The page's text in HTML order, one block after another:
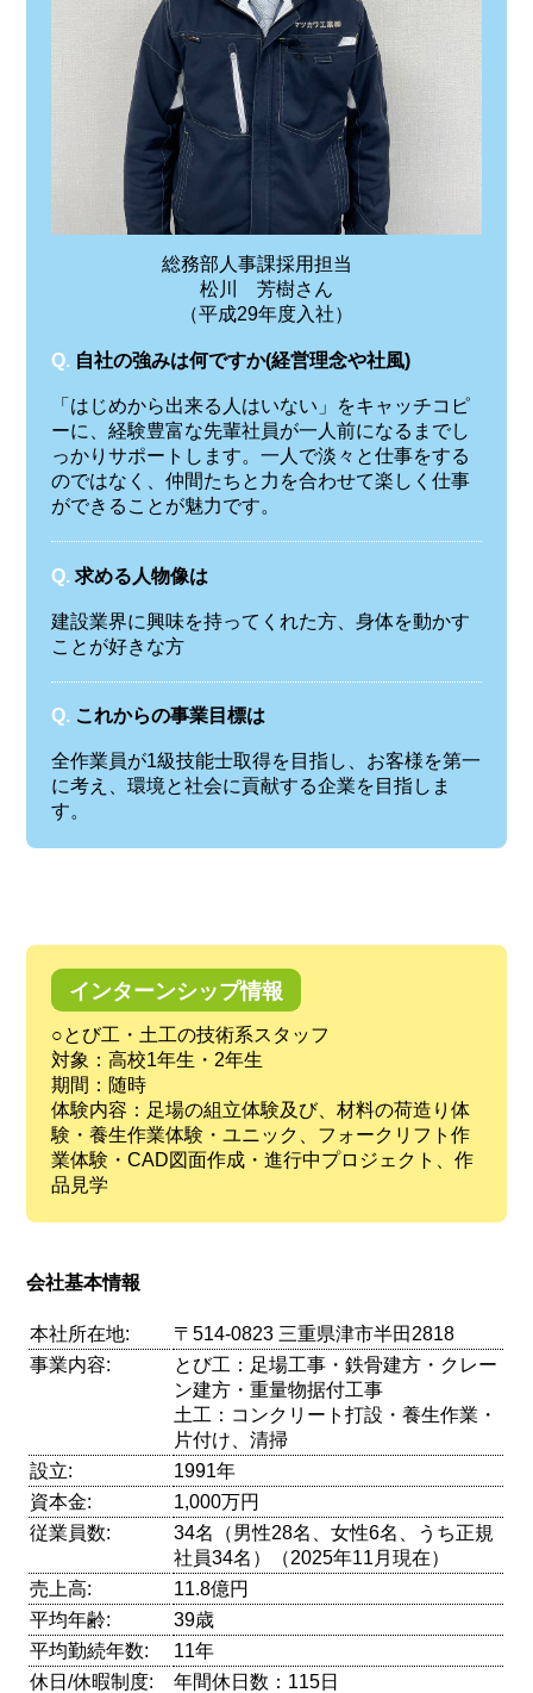
総務部人事課採用担当
松川 芳樹さん
（平成29年度入社）
Q. 自社の強みは何ですか(経営理念や社風)
「はじめから出来る人はいない」をキャッチコピ
ーに、経験豊富な先輩社員が一人前になるまでし
っかりサポートします。一人で淡々と仕事をする
のではなく、仲間たちと力を合わせて楽しく仕事
ができることが魅力です。
Q. 求める人物像は
建設業界に興味を持ってくれた方、身体を動かす
ことが好きな方
Q. これからの事業目標は
全作業員が1級技能士取得を目指し、お客様を第一
に考え、環境と社会に貢献する企業を目指しま
す。
インターンシップ情報
○とび工・土工の技術系スタッフ
対象：高校1年生・2年生
期間：随時
体験内容：足場の組立体験及び、材料の荷造り体
験・養生作業体験・ユニック、フォークリフト作
業体験・CAD図面作成・進行中プロジェクト、作
品見学
会社基本情報
本社所在地:
〒514-0823 三重県津市半田2818
事業内容:
とび工：足場工事・鉄骨建方・クレー
ン建方・重量物据付工事
土工：コンクリート打設・養生作業・
片付け、清掃
設立:
1991年
資本金:
1,000万円
従業員数:
34名（男性28名、女性6名、うち正規
社員34名）（2025年11月現在）
売上高:
11.8億円
平均年齢:
39歳
平均勤続年数:
11年
休日/休暇制度:
年間休日数：115日